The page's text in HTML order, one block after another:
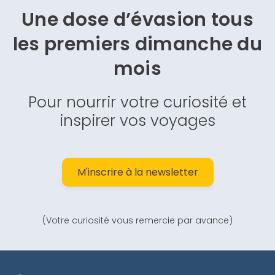
d’un long week-end ou des vacances d’avril.
Randonnées à pied, activités sportives, découvertes
culturelles, plages, montagnes ou lacs… Avec ça, vous
ne pourrez pas dire que la France n’est pas le plus
beau pays du monde. Cocorico !
Une dose d’évasion tous
les premiers dimanche du
mois
Pour nourrir votre curiosité et
inspirer vos voyages
M'inscrire à la newsletter
(Votre curiosité vous remercie par avance)